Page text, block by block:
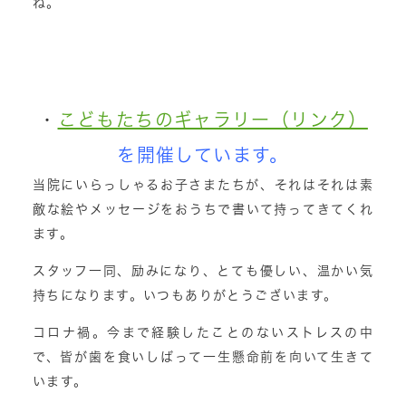
ね。
・
こどもたちのギャラリー（リンク）
を開催しています。
当院にいらっしゃるお子さまたちが、それはそれは素
敵な絵やメッセージをおうちで書いて持ってきてくれ
ます。
スタッフ一同、励みになり、とても優しい、温かい気
持ちになります。いつもありがとうございます。
コロナ禍。今まで経験したことのないストレスの中
で、皆が歯を食いしばって一生懸命前を向いて生きて
います。